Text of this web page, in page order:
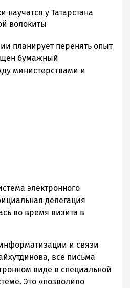
научатся у Татарстана
волокиты
планирует перенять опыт
бумажный
министерствами и
электронного
делегация
во время визита в
и связи
все письма
виде в специальной
Это «позволило